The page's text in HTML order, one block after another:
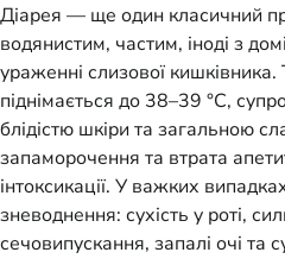
Діарея — ще один класичний
водянистим, частим, іноді з
ураженні слизової кишківника.
піднімається до 38–39 °C,
блідістю шкіри та загальною
запаморочення та втрата
інтоксикації. У важких
зневоднення: сухість у роті,
сечовипускання, запалі очі та